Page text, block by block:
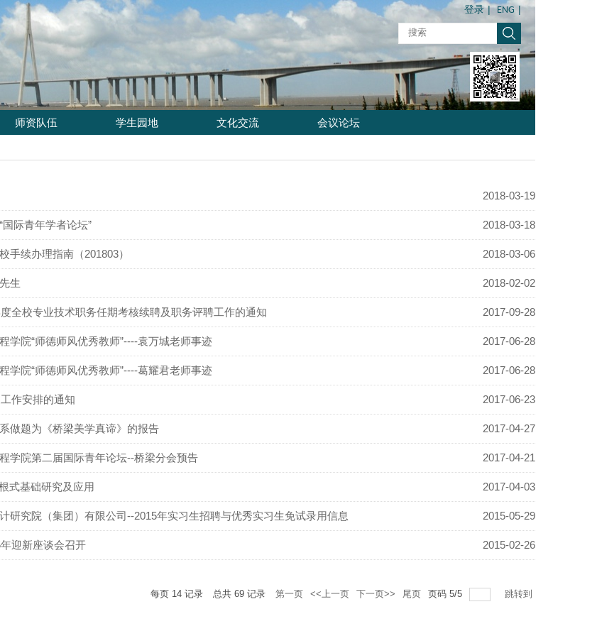
登录 | ENG |
师资队伍 学生园地 文化交流 会议论坛
2018-03-19
际青年学者论坛” 2018-03-18
手续办理指南（201803） 2018-03-06
生 2018-02-02
全校专业技术职务任期考核续聘及职务评聘工作的通知 2017-09-28
学院“师德师风优秀教师”----袁万城老师事迹 2017-06-28
学院“师德师风优秀教师”----葛耀君老师事迹 2017-06-28
作安排的通知 2017-06-23
做题为《桥梁美学真谛》的报告 2017-04-27
学院第二届国际青年论坛--桥梁分会预告 2017-04-21
式基础研究及应用 2017-04-03
研究院（集团）有限公司--2015年实习生招聘与优秀实习生免试录用信息 2015-05-29
迎新座谈会召开 2015-02-26
每页 14 记录 总共 69 记录 第一页 <<上一页 下一页>> 尾页 页码 5/5 跳转到